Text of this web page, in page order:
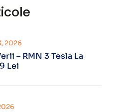
– RMN 3 Tesla La
Lei
2026